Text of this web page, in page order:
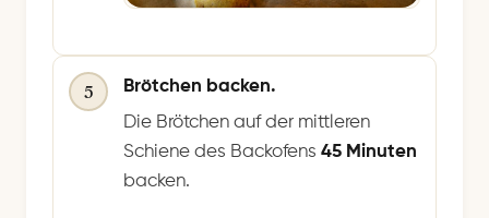
5
Brötchen backen.
Die Brötchen auf der mittleren
Schiene des Backofens 45 Minuten
backen.